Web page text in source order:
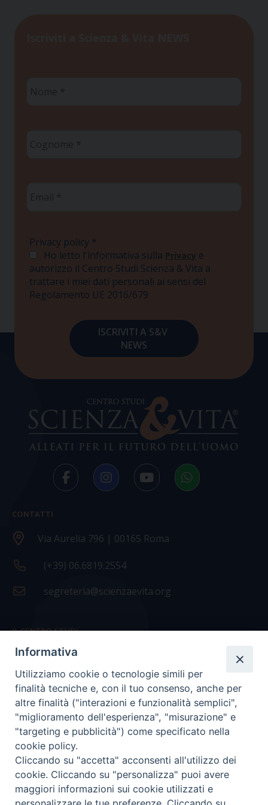
Privacy policy *
Ho letto l'informativa sulla Privacy e
autorizzo il Centro Studi Scienza & Vita a
trattare i miei dati personali ai sensi del
Regolamento UE 2016/679
CONTATTI
Via Aurelia 796 | 00165 Roma
(+39) 06.6819.2554
segreteria@scienzaevita.org
IL CENTRO STUDI
La nostra storia
Statuto
Presidenza e ufficio presidenza
Consiglio scientifico
Coordinamento nazionale
Informativa
Utilizziamo cookie o tecnologie simili per
finalità tecniche e, con il tuo consenso, anche per
altre finalità ("interazioni e funzionalità semplici",
"miglioramento dell'esperienza", "misurazione" e
"targeting e pubblicità") come specificato nella
cookie policy.
Cliccando su "accetta" acconsenti all'utilizzo dei
cookie. Cliccando su "personalizza" puoi avere
maggiori informazioni sui cookie utilizzati e